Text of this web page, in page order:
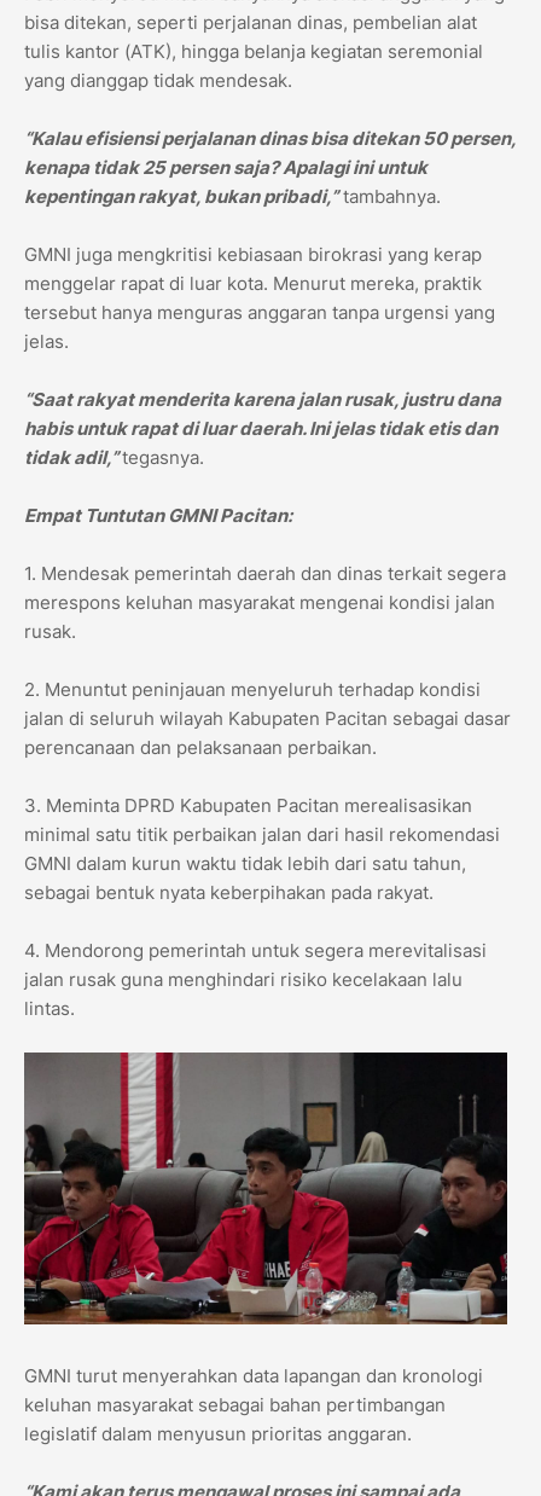
bisa ditekan, seperti perjalanan dinas, pembelian alat
tulis kantor (ATK), hingga belanja kegiatan seremonial
yang dianggap tidak mendesak.
“Kalau efisiensi perjalanan dinas bisa ditekan 50 persen,
kenapa tidak 25 persen saja? Apalagi ini untuk
kepentingan rakyat, bukan pribadi,”tambahnya.
GMNI juga mengkritisi kebiasaan birokrasi yang kerap
menggelar rapat di luar kota. Menurut mereka, praktik
tersebut hanya menguras anggaran tanpa urgensi yang
jelas.
“Saat rakyat menderita karena jalan rusak, justru dana
habis untuk rapat di luar daerah. Ini jelas tidak etis dan
tidak adil,”tegasnya.
Empat Tuntutan GMNI Pacitan:
1. Mendesak pemerintah daerah dan dinas terkait segera
merespons keluhan masyarakat mengenai kondisi jalan
rusak.
2. Menuntut peninjauan menyeluruh terhadap kondisi
jalan di seluruh wilayah Kabupaten Pacitan sebagai dasar
perencanaan dan pelaksanaan perbaikan.
3. Meminta DPRD Kabupaten Pacitan merealisasikan
minimal satu titik perbaikan jalan dari hasil rekomendasi
GMNI dalam kurun waktu tidak lebih dari satu tahun,
sebagai bentuk nyata keberpihakan pada rakyat.
4. Mendorong pemerintah untuk segera merevitalisasi
jalan rusak guna menghindari risiko kecelakaan lalu
lintas.
GMNI turut menyerahkan data lapangan dan kronologi
keluhan masyarakat sebagai bahan pertimbangan
legislatif dalam menyusun prioritas anggaran.
“Kami akan terus mengawal proses ini sampai ada